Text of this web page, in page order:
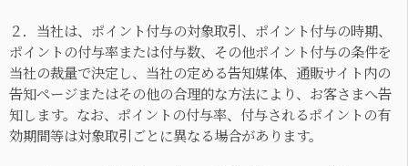
２．当社は、ポイント付与の対象取引、ポイント付与の時期、
ポイントの付与率または付与数、その他ポイント付与の条件を
当社の裁量で決定し、当社の定める告知媒体、通販サイト内の
告知ページまたはその他の合理的な方法により、お客さまへ告
知します。なお、ポイントの付与率、付与されるポイントの有
効期間等は対象取引ごとに異なる場合があります。